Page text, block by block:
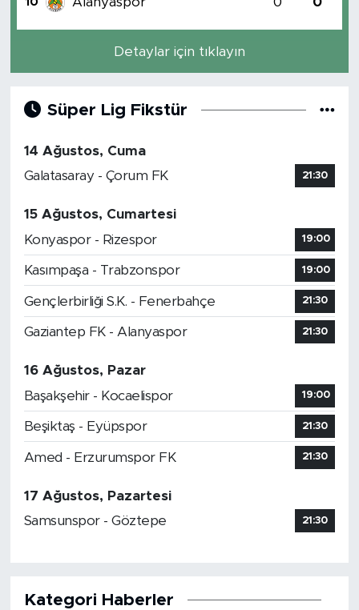
Detaylar için tıklayın
Süper Lig Fikstür
14 Ağustos, Cuma
Galatasaray - Çorum FK
21:30
15 Ağustos, Cumartesi
Konyaspor - Rizespor
19:00
Kasımpaşa - Trabzonspor 19:00
Gençlerbirliği S.K. - Fenerbahçe 21:30
Gaziantep FK - Alanyaspor 21:30
16 Ağustos, Pazar
Başakşehir - Kocaelispor
19:00
Beşiktaş - Eyüpspor 21:30
Amed - Erzurumspor FK 21:30
17 Ağustos, Pazartesi
Samsunspor - Göztepe
21:30
Kategori Haberler